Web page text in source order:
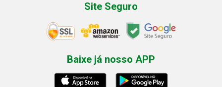
Site Seguro
Baixe já nosso APP